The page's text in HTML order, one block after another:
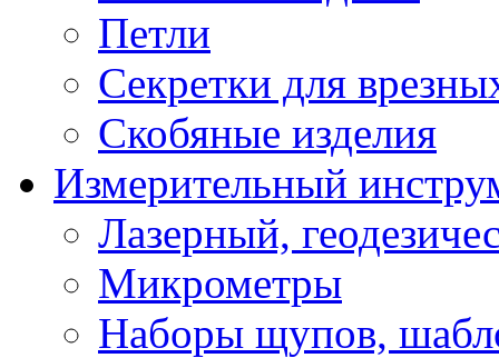
Петли
Секретки для
Скобяные изделия
Измерительный
Лазерный,
Микрометры
Наборы щупов,